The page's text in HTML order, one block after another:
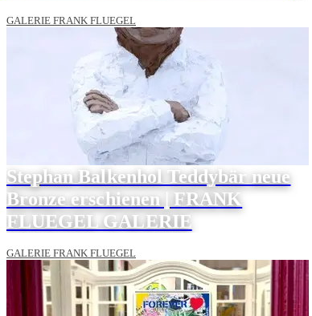
GALERIE FRANK FLUEGEL
Stephan Balkenhol Teddybär neue
Bronze erschienen | FRANK
FLUEGEL GALERIE
GALERIE FRANK FLUEGEL